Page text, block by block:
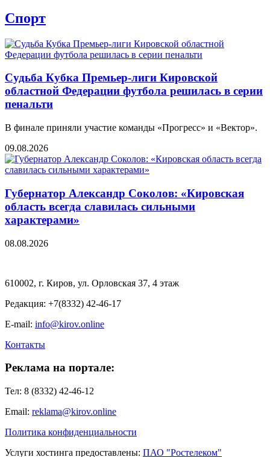
Спорт
Судьба Кубка Премьер-лиги Кировской
областной Федерации футбола решилась в серии
пенальти
В финале приняли участие команды «Прогресс» и «Вектор».
09.08.2026
Губернатор Александр Соколов: «Кировская
область всегда славилась сильными
характерами»
08.08.2026
610002, г. Киров, ул. Орловская 37, 4 этаж
Редакция: +7(8332) 42-46-17
E-mail: info@kirov.online
Контакты
Реклама на портале:
Тел: 8 (8332) 42-46-12
Email: reklama@kirov.online
Политика конфиденциальности
Услуги хостинга предоставлены: ПАО "Ростелеком"